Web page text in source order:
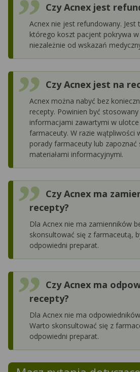
Czy Acnex jest
Acnex nie jest refundowany. Jest
którego koszt pacjent pokrywa w
niezależnie od wskazań
Czy Acnex jest na
Acnex można nabyć bez
recepty. Powinien być
informacjami zawartymi w
farmaceuty. W razie wątpliwości
porady farmaceuty lub
materiałami informacyjnymi.
Czy Acnex ma
recepty?
Dla Acnex nie ma zamienników
skonsultować się z farmaceutą,
odpowiedni preparat.
Czy Acnex ma
recepty?
Dla Acnex nie ma
Warto skonsultować się z
odpowiedni preparat.